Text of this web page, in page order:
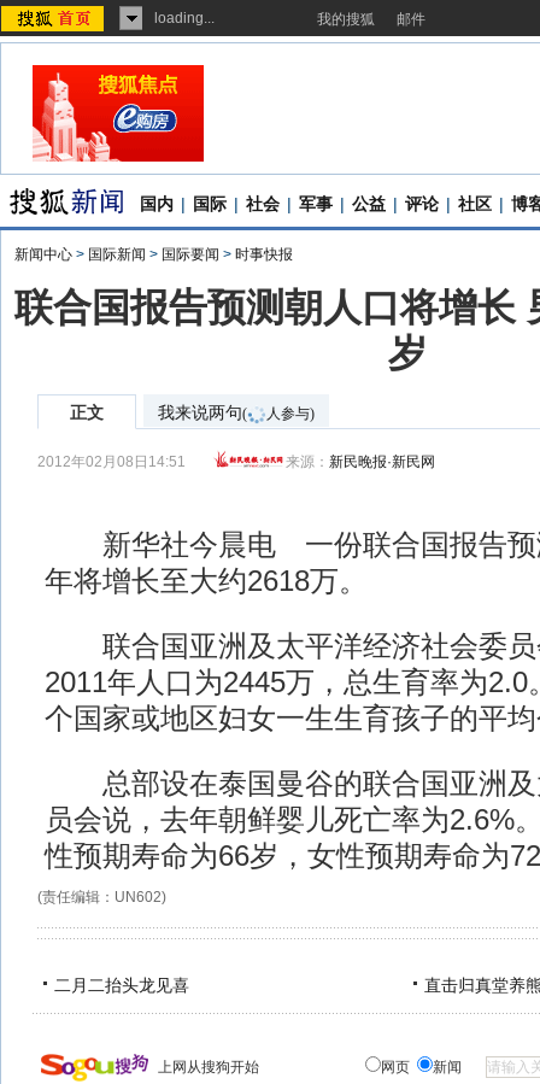
loading... 我的搜狐 邮件
国内 | 国际 | 社会 | 军事 | 公益 | 评论 | 社区 | 博
新闻中心 > 国际新闻 > 国际要闻 > 时事快报
联合国报告预测朝人口将增长
岁
正文 我来说两句( 人参与)
2012年02月08日14:51 来源： 新民晚报·新民网
新华社今晨电 一份联合国报告预
年将增长至大约2618万。
联合国亚洲及太平洋经济社会委员
2011年人口为2445万，总生育率为2.0
个国家或地区妇女一生生育孩子的平
总部设在泰国曼谷的联合国亚洲及
员会说，去年朝鲜婴儿死亡率为2.6%
性预期寿命为66岁，女性预期寿命为
(责任编辑：UN602)
二月二抬头龙见喜 直击归真堂养
上网从搜狗开始 网页 新闻